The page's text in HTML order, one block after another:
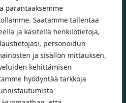
parantaaksemme
Saatamme tallentaa
ja käsitellä henkilötietoja,
personoidun
ja sisällön mittauksen,
kehittämisen
hyödyntää tarkkoja
huoletonta etenemistä
– 28.2.2026)